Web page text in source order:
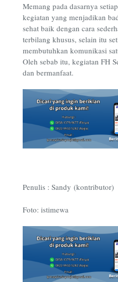
Memang pada dasarnya
kegiatan yang menjadikan
sehat baik dengan cara
terbilang khusus, selain itu
membutuhkan komunikasi
Oleh sebab itu, kegiatan FH
dan bermanfaat.
Penulis : Sandy (kontributor)
Foto: istimewa